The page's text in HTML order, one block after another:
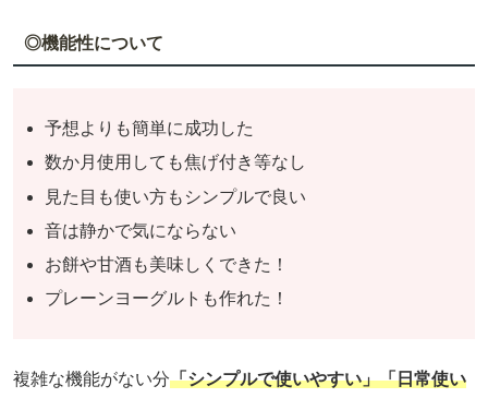
◎機能性について
予想よりも簡単に成功した
数か月使用しても焦げ付き等なし
見た目も使い方もシンプルで良い
音は静かで気にならない
お餅や甘酒も美味しくできた！
プレーンヨーグルトも作れた！
複雑な機能がない分「シンプルで使いやすい」「日常使い